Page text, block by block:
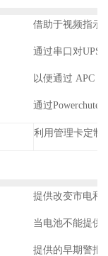
借助于视频指示
通过串口对UPS
以便通过 APC
通过Powerchute
利用管理卡定制
提供改变市电和
当电池不能提供
提供的早期警报